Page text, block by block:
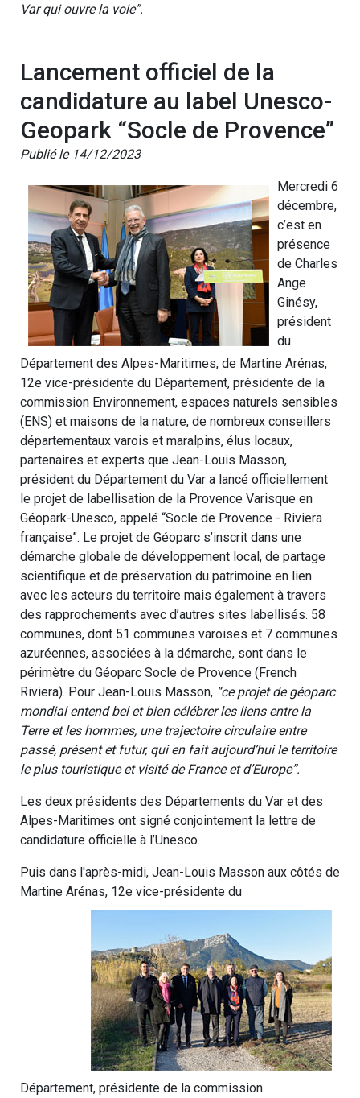
Var qui ouvre la voie”.
Lancement officiel de la
candidature au label Unesco-
Geopark “Socle de Provence”
Publié le 14/12/2023
Mercredi 6
décembre,
c’est en
présence
de Charles
Ange
Ginésy,
président
du
Département des Alpes-Maritimes, de Martine Arénas,
12e vice-présidente du Département, présidente de la
commission Environnement, espaces naturels sensibles
(ENS) et maisons de la nature, de nombreux conseillers
départementaux varois et maralpins, élus locaux,
partenaires et experts que Jean-Louis Masson,
président du Département du Var a lancé officiellement
le projet de labellisation de la Provence Varisque en
Géopark-Unesco, appelé “Socle de Provence - Riviera
française”. Le projet de Géoparc s’inscrit dans une
démarche globale de développement local, de partage
scientifique et de préservation du patrimoine en lien
avec les acteurs du territoire mais également à travers
des rapprochements avec d’autres sites labellisés. 58
communes, dont 51 communes varoises et 7 communes
azuréennes, associées à la démarche, sont dans le
périmètre du Géoparc Socle de Provence (French
Riviera). Pour Jean-Louis Masson, “ce projet de géoparc
mondial entend bel et bien célébrer les liens entre la
Terre et les hommes, une trajectoire circulaire entre
passé, présent et futur, qui en fait aujourd’hui le territoire
le plus touristique et visité de France et d’Europe”.
Les deux présidents des Départements du Var et des
Alpes-Maritimes ont signé conjointement la lettre de
candidature officielle à l’Unesco.
Puis dans l'après-midi, Jean-Louis Masson aux côtés de
Martine Arénas, 12e vice-présidente du
Département, présidente de la commission